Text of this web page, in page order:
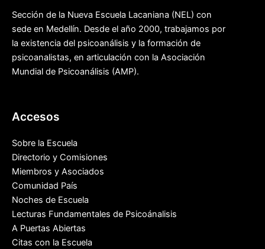
Sección de la Nueva Escuela Lacaniana (NEL) con
sede en Medellín. Desde el año 2000, trabajamos por
la existencia del psicoanálisis y la formación de
psicoanalistas, en articulación con la Asociación
Mundial de Psicoanálisis (AMP).
Accesos
Sobre la Escuela
Directorio y Comisiones
Miembros y Asociados
Comunidad País
Noches de Escuela
Lecturas Fundamentales de Psicoánalisis
A Puertas Abiertas
Citas con la Escuela